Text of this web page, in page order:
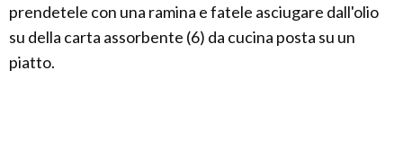
prendetele con una ramina e fatele asciugare dall'olio
su della carta assorbente (6) da cucina posta su un
piatto.